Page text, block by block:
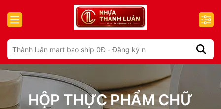
HỘP THỰC PHẨM CHỮ